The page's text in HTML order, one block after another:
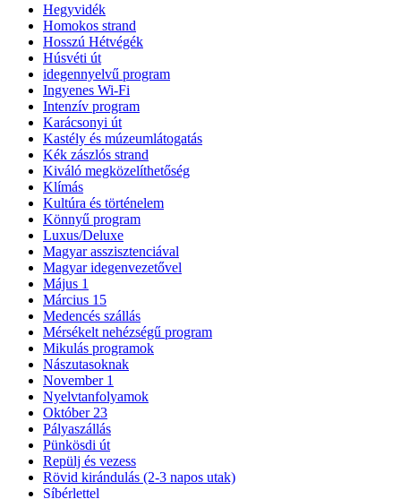
Hegyvidék
Homokos strand
Hosszú Hétvégék
Húsvéti út
idegennyelvű program
Ingyenes Wi-Fi
Intenzív program
Karácsonyi út
Kastély és múzeumlátogatás
Kék zászlós strand
Kiváló megközelíthetőség
Klímás
Kultúra és történelem
Könnyű program
Luxus/Deluxe
Magyar asszisztenciával
Magyar idegenvezetővel
Május 1
Március 15
Medencés szállás
Mérsékelt nehézségű program
Mikulás programok
Nászutasoknak
November 1
Nyelvtanfolyamok
Október 23
Pályaszállás
Pünkösdi út
Repülj és vezess
Rövid kirándulás (2-3 napos utak)
Síbérlettel